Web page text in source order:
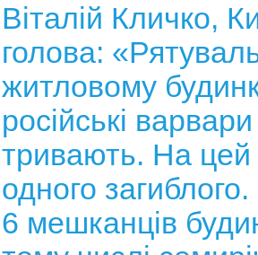
Віталій Кличко,
голова:
житловому
російські
тривають. На цей
одного
6 мешканців